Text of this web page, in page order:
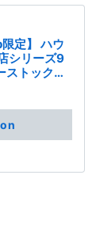
定】 ハウ
シリーズ9
ストック用
ムキーマ
レー、バタ
スリランカ
野菜ポー
・レンジ